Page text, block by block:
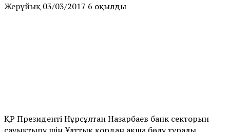
Жерұйық 03/03/2017 6 оқылды
ҚР Президенті Нұрсұлтан Назарбаев банк секторын